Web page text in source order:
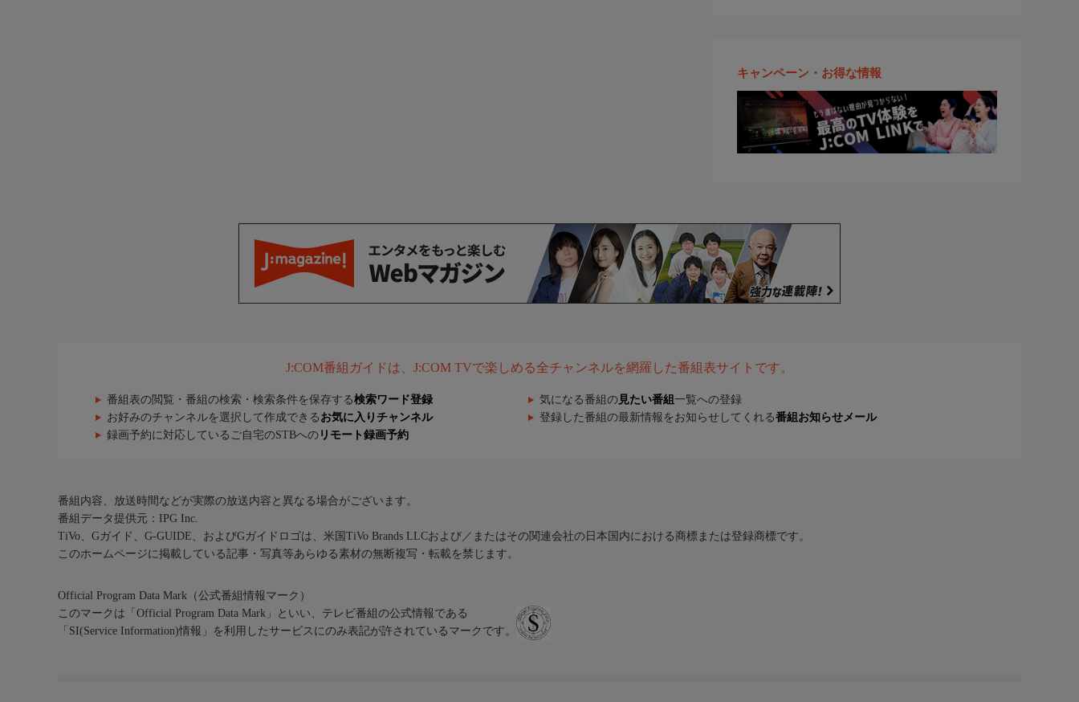
キャンペーン・お得な情報
J:COM番組ガイドは、J:COM TVで楽しめる全チャンネルを網羅した番組表サイトです。
番組表の閲覧・番組の検索・検索条件を保存する検索ワード登録 気になる番組の 見たい番組 一覧への登録
お好みのチャンネルを選択して作成できる お気に入りチャンネル 登録した番組の最新情報をお知らせしてくれる番組お知らせメール
録画予約に対応しているご自宅のSTBへの リモート録画予約
番組内容、放送時間などが実際の放送内容と異なる場合がございます。
番組データ提供元：IPG Inc.
TiVo、Gガイド、G-GUIDE、およびGガイドロゴは、米国TiVo Brands LLCおよび／またはその関連会社の日本国内における商標または登録商標です。
このホームページに掲載している記事・写真等あらゆる素材の無断複写・転載を禁じます。
Official Program Data Mark（公式番組情報マーク）
このマークは「Official Program Data Mark」といい、テレビ番組の公式情報である
「SI(Service Information)情報」を利用したサービスにのみ表記が許されているマークです。